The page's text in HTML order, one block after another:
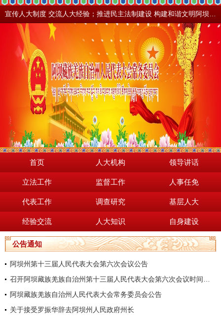
首页 人大机构 领导讲话
立法工作 监督工作 人事任免
代表工作 调查研究 基层人大
经验交流 人大知识 自身建设
公告通知
阿坝州第十三届人民代表大会第六次会议公告
阿坝藏族羌族自治州人民代表大会常务委员会公告
关于接受罗振华辞去阿坝州人民政府州长